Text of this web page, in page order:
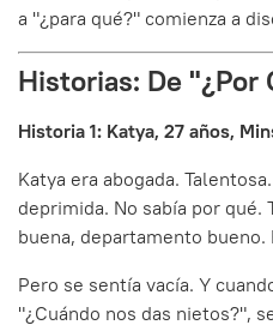
a "¿para qué?" comienza a
Historias: De "¿Por
Historia 1: Katya, 27 años,
Katya era abogada.
deprimida. No sabía por qué.
buena, departamento
Pero se sentía vacía. Y
"¿Cuándo nos das nietos?",